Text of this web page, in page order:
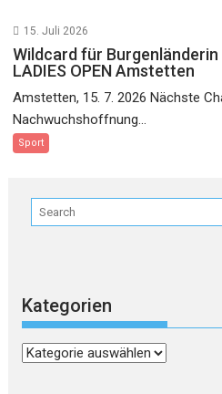
15. Juli 2026
Wildcard für Burgenländerin
LADIES OPEN Amstetten
Amstetten, 15. 7. 2026 Nächste
Nachwuchshoffnung...
Sport
Kategorien
Kategorien